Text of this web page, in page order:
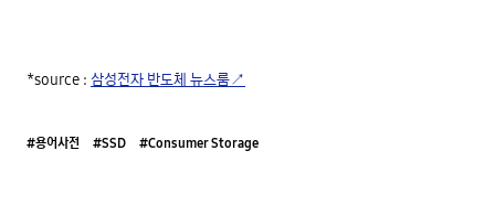
*source : 삼성전자 반도체 뉴스룸↗
#용어사전 #SSD #Consumer Storage